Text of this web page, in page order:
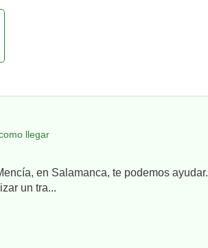
llegar
en Salamanca, te podemos ayudar.
un tra...